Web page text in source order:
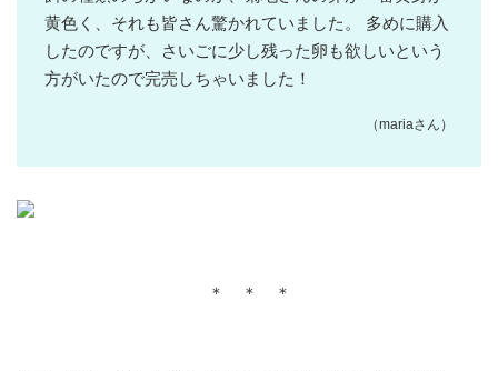
黄色く、それも皆さん驚かれていました。 多めに購入
したのですが、さいごに少し残った卵も欲しいという
方がいたので完売しちゃいました！
（mariaさん）
＊ ＊ ＊